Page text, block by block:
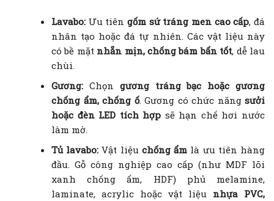
Lavabo: Ưu tiên gốm sứ tráng men cao cấp, đá
nhân tạo hoặc đá tự nhiên. Các vật liệu này
có bề mặt nhẵn mịn, chống bám bẩn tốt, dễ lau
chùi.
Gương: Chọn gương tráng bạc hoặc gương
chống ẩm, chống ố. Gương có chức năng sưởi
hoặc đèn LED tích hợp sẽ hạn chế hơi nước
làm mờ.
Tủ lavabo: Vật liệu chống ẩm là ưu tiên hàng
đầu. Gỗ công nghiệp cao cấp (như MDF lõi
xanh chống ẩm, HDF) phủ melamine,
laminate, acrylic hoặc vật liệu nhựa PVC,